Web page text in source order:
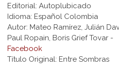
Editorial: Autoplubicado
Idioma: Español Colombia
Autor: Mateo Ramírez, Julián
Paul Ropain, Boris Grief Tovar -
Facebook
Título Original: Entre Sombras